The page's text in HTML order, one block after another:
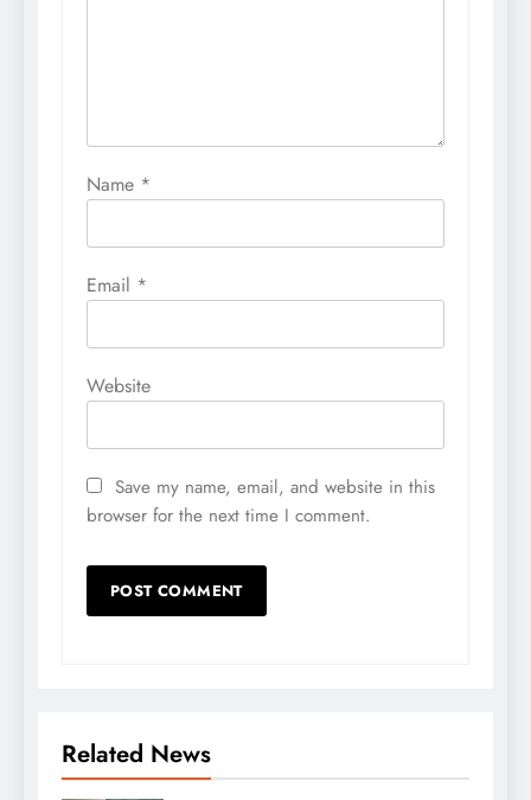
Name *
Email *
Website
Save my name, email, and website in this
browser for the next time I comment.
Related News